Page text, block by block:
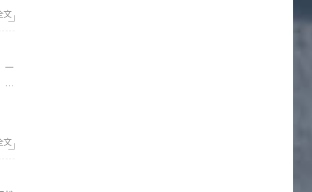
文
以
文